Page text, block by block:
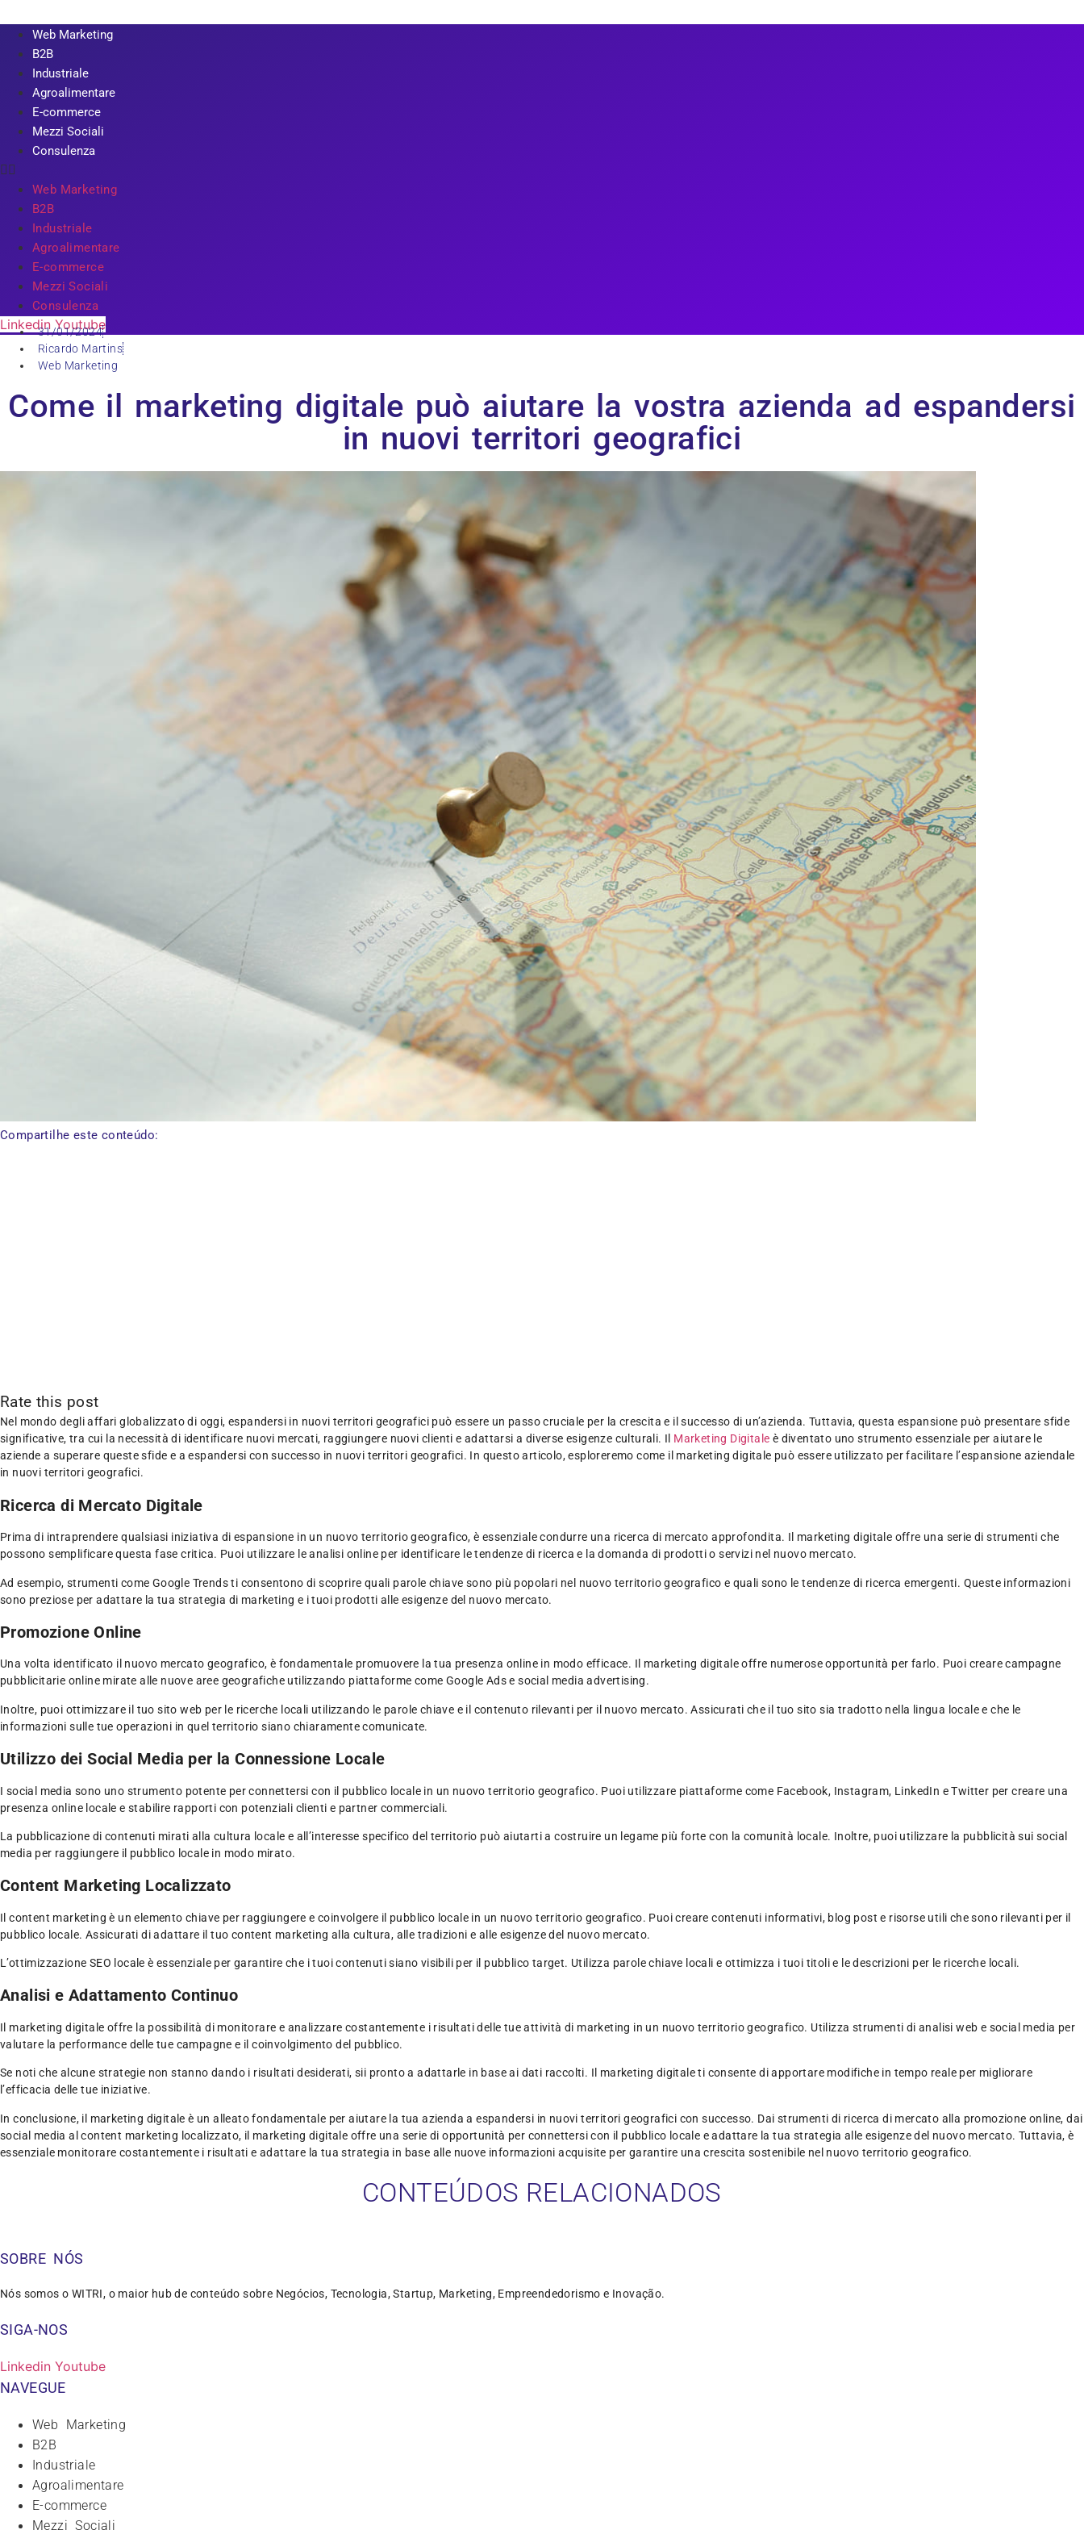
Web Marketing
B2B
Industriale
Agroalimentare
E-commerce
Mezzi Sociali
Consulenza
Web Marketing
B2B
Industriale
Agroalimentare
E-commerce
Mezzi Sociali
Consulenza
Linkedin Youtube
31/01/2024
Ricardo Martins
Web Marketing
Come il marketing digitale può aiutare la vostra azienda ad espandersi
in nuovi territori geografici
Compartilhe este conteúdo:
Rate this post
Nel mondo degli affari globalizzato di oggi, espandersi in nuovi territori geografici può essere un passo cruciale per la crescita e il successo di un’azienda. Tuttavia, questa espansione può presentare sfide
significative, tra cui la necessità di identificare nuovi mercati, raggiungere nuovi clienti e adattarsi a diverse esigenze culturali. Il Marketing Digitale è diventato uno strumento essenziale per aiutare le
aziende a superare queste sfide e a espandersi con successo in nuovi territori geografici. In questo articolo, esploreremo come il marketing digitale può essere utilizzato per facilitare l’espansione aziendale
in nuovi territori geografici.
Ricerca di Mercato Digitale
Prima di intraprendere qualsiasi iniziativa di espansione in un nuovo territorio geografico, è essenziale condurre una ricerca di mercato approfondita. Il marketing digitale offre una serie di strumenti che
possono semplificare questa fase critica. Puoi utilizzare le analisi online per identificare le tendenze di ricerca e la domanda di prodotti o servizi nel nuovo mercato.
Ad esempio, strumenti come Google Trends ti consentono di scoprire quali parole chiave sono più popolari nel nuovo territorio geografico e quali sono le tendenze di ricerca emergenti. Queste informazioni
sono preziose per adattare la tua strategia di marketing e i tuoi prodotti alle esigenze del nuovo mercato.
Promozione Online
Una volta identificato il nuovo mercato geografico, è fondamentale promuovere la tua presenza online in modo efficace. Il marketing digitale offre numerose opportunità per farlo. Puoi creare campagne
pubblicitarie online mirate alle nuove aree geografiche utilizzando piattaforme come Google Ads e social media advertising.
Inoltre, puoi ottimizzare il tuo sito web per le ricerche locali utilizzando le parole chiave e il contenuto rilevanti per il nuovo mercato. Assicurati che il tuo sito sia tradotto nella lingua locale e che le
informazioni sulle tue operazioni in quel territorio siano chiaramente comunicate.
Utilizzo dei Social Media per la Connessione Locale
I social media sono uno strumento potente per connettersi con il pubblico locale in un nuovo territorio geografico. Puoi utilizzare piattaforme come Facebook, Instagram, LinkedIn e Twitter per creare una
presenza online locale e stabilire rapporti con potenziali clienti e partner commerciali.
La pubblicazione di contenuti mirati alla cultura locale e all’interesse specifico del territorio può aiutarti a costruire un legame più forte con la comunità locale. Inoltre, puoi utilizzare la pubblicità sui social
media per raggiungere il pubblico locale in modo mirato.
Content Marketing Localizzato
Il content marketing è un elemento chiave per raggiungere e coinvolgere il pubblico locale in un nuovo territorio geografico. Puoi creare contenuti informativi, blog post e risorse utili che sono rilevanti per il
pubblico locale. Assicurati di adattare il tuo content marketing alla cultura, alle tradizioni e alle esigenze del nuovo mercato.
L’ottimizzazione SEO locale è essenziale per garantire che i tuoi contenuti siano visibili per il pubblico target. Utilizza parole chiave locali e ottimizza i tuoi titoli e le descrizioni per le ricerche locali.
Analisi e Adattamento Continuo
Il marketing digitale offre la possibilità di monitorare e analizzare costantemente i risultati delle tue attività di marketing in un nuovo territorio geografico. Utilizza strumenti di analisi web e social media per
valutare la performance delle tue campagne e il coinvolgimento del pubblico.
Se noti che alcune strategie non stanno dando i risultati desiderati, sii pronto a adattarle in base ai dati raccolti. Il marketing digitale ti consente di apportare modifiche in tempo reale per migliorare
l’efficacia delle tue iniziative.
In conclusione, il marketing digitale è un alleato fondamentale per aiutare la tua azienda a espandersi in nuovi territori geografici con successo. Dai strumenti di ricerca di mercato alla promozione online, dai
social media al content marketing localizzato, il marketing digitale offre una serie di opportunità per connettersi con il pubblico locale e adattare la tua strategia alle esigenze del nuovo mercato. Tuttavia, è
essenziale monitorare costantemente i risultati e adattare la tua strategia in base alle nuove informazioni acquisite per garantire una crescita sostenibile nel nuovo territorio geografico.
CONTEÚDOS RELACIONADOS
SOBRE NÓS
Nós somos o WITRI, o maior hub de conteúdo sobre Negócios, Tecnologia, Startup, Marketing, Empreendedorismo e Inovação.
SIGA-NOS
Linkedin Youtube
NAVEGUE
Web Marketing
B2B
Industriale
Agroalimentare
E-commerce
Mezzi Sociali